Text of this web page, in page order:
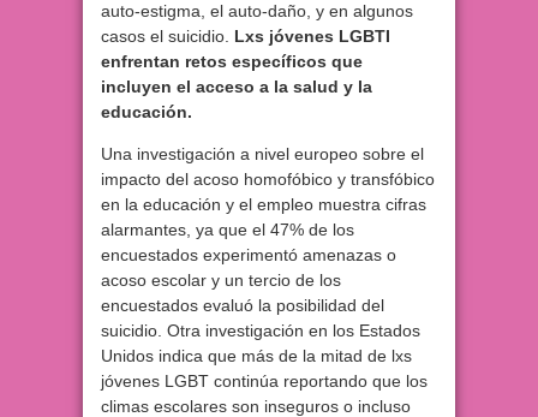
auto-estigma, el auto-daño, y en algunos
casos el suicidio. Lxs jóvenes LGBTI
enfrentan retos específicos que
incluyen el acceso a la salud y la
educación.
Una investigación a nivel europeo sobre el
impacto del acoso homofóbico y transfóbico
en la educación y el empleo muestra cifras
alarmantes, ya que el 47% de los
encuestados experimentó amenazas o
acoso escolar y un tercio de los
encuestados evaluó la posibilidad del
suicidio. Otra investigación en los Estados
Unidos indica que más de la mitad de lxs
jóvenes LGBT continúa reportando que los
climas escolares son inseguros o incluso